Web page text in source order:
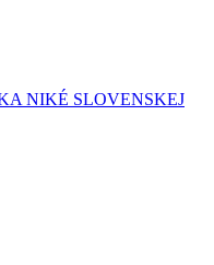
NIKÉ SLOVENSKEJ